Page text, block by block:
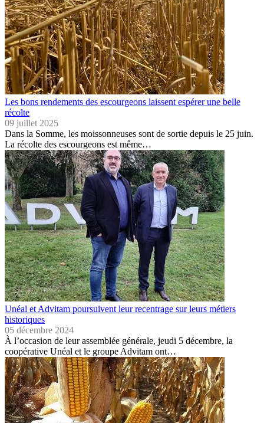
Les bons rendements des escourgeons laissent espérer une belle
récolte
09 juillet 2025
Dans la Somme, les moissonneuses sont de sortie depuis le 25 juin.
La récolte des escourgeons est même…
Unéal et Advitam poursuivent leur recentrage sur leurs métiers
historiques
05 décembre 2024
À l’occasion de leur assemblée générale, jeudi 5 décembre, la
coopérative Unéal et le groupe Advitam ont…